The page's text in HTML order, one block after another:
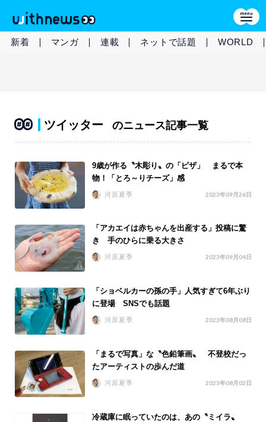
新着 マンガ 連載 ネットで話題 WORLD
ツイッター のニュース記事一覧
9歳が作る〝木彫り〟の「ピザ」 まるで本
物！「とろ～りチーズ」感
河原夏季 2023年09月26日
「アカエイは赤ちゃんを出産する」投稿に驚
き 手のひらに乗る大きさ
河原夏季 2023年09月04日
「ショベルカーの孫の手」人気すぎて6年ぶり
に登場 SNSでも話題
河原夏季 2023年08月08日
「まるで写真」な〝色鉛筆画〟 不登校だっ
たアーティストの歩んだ道
河原夏季 2023年08月02日
冷蔵庫に眠っていたのは、あの〝ミイラ〟